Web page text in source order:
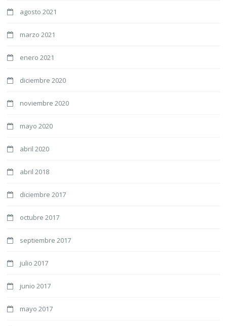
agosto 2021
marzo 2021
enero 2021
diciembre 2020
noviembre 2020
mayo 2020
abril 2020
abril 2018
diciembre 2017
octubre 2017
septiembre 2017
julio 2017
junio 2017
mayo 2017